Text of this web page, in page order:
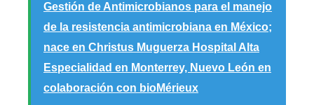
Gestión de Antimicrobianos para el manejo
de la resistencia antimicrobiana en México;
nace en Christus Muguerza Hospital Alta
Especialidad en Monterrey, Nuevo León en
colaboración con bioMérieux